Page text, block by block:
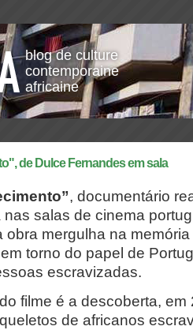
blog de culture
contemporaine
africaine
de Dulce Fernandes em sala
, documentário
nas salas de cinema
obra mergulha na
torno do papel de
escravizadas.
filme é a descoberta, em
de africanos